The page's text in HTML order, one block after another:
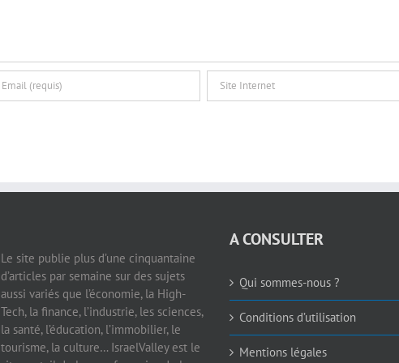
Le site publie plus d’une cinquantaine
d’articles par semaine sur des sujets
aussi variés que l’économie, la High-
Tech, la finance, l’industrie, les sciences,
la santé, l’éducation, l’immobilier, le
tourisme, la culture… IsraelValley est le
A CONSULTER
Qui sommes-nous ?
Conditions d’utilisation
Mentions légales